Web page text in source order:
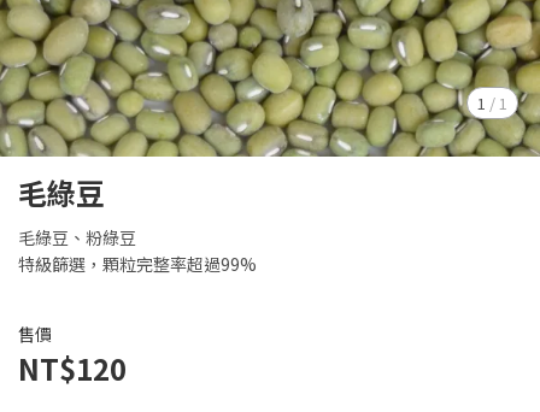
1 / 1
毛綠豆
毛綠豆、粉綠豆
特級篩選，顆粒完整率超過99%
售價
NT$120